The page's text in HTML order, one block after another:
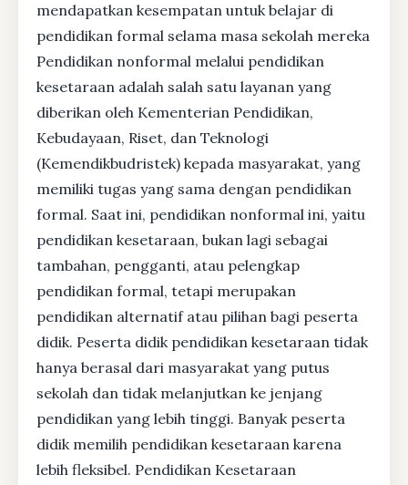
mendapatkan kesempatan untuk belajar di
pendidikan formal selama masa sekolah mereka
Pendidikan nonformal melalui pendidikan
kesetaraan adalah salah satu layanan yang
diberikan oleh Kementerian Pendidikan,
Kebudayaan, Riset, dan Teknologi
(Kemendikbudristek) kepada masyarakat, yang
memiliki tugas yang sama dengan pendidikan
formal. Saat ini, pendidikan nonformal ini, yaitu
pendidikan kesetaraan, bukan lagi sebagai
tambahan, pengganti, atau pelengkap
pendidikan formal, tetapi merupakan
pendidikan alternatif atau pilihan bagi peserta
didik. Peserta didik pendidikan kesetaraan tidak
hanya berasal dari masyarakat yang putus
sekolah dan tidak melanjutkan ke jenjang
pendidikan yang lebih tinggi. Banyak peserta
didik memilih pendidikan kesetaraan karena
lebih fleksibel. Pendidikan Kesetaraan